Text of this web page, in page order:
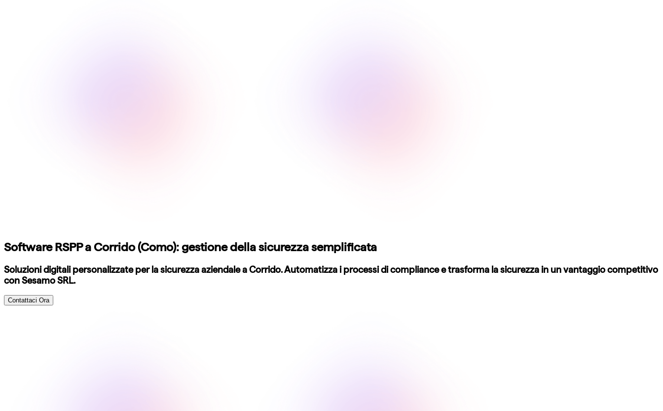
Software RSPP a Corrido (Como): gestione della sicurezza semplificata
Soluzioni digitali personalizzate per la sicurezza aziendale a Corrido. Automatizza i processi di compliance e trasforma la sicurezza in un vantaggio competitivo
con Sesamo SRL.
Contattaci Ora